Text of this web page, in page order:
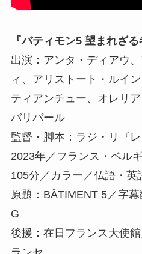
『バティモン5 望まれざる
出演：アンタ・ディアウ
ィ、アリストート・ルイ
ティアンチュー、オレリ
バリバール
監督・脚本：ラジ・リ『レ
2023年／フランス・ベル
105分／カラー／仏語・英
原題：BÂTIMENT 5／字
G
後援：在日フランス大使